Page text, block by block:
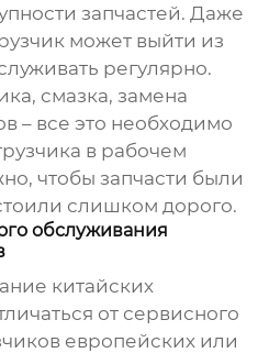
запчастей. Даже
может выйти из
регулярно.
смазка, замена
– все это необходимо
в рабочем
чтобы запчасти были
слишком дорого.
обслуживания
китайских
от сервисного
европейских или